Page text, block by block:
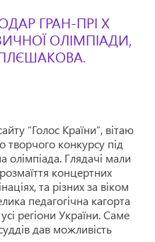
ГРАН-ПРІ Х
ОЛІМПІАДИ,
“Голос Країни”, вітаю
творчого конкурсу під
олімпіада. Глядачі мали
концертних
та різних за віком
педагогічна кагорта
регіони України. Саме
дав можливість